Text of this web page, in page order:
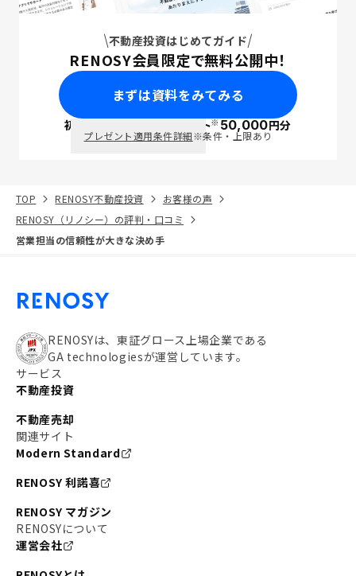
不動産投資はじめてガイド
RENOSY会員限定で無料公開中！
まずは資料をみてみる
初回面談で ポイント※50,000円分
プレゼント適用条件詳細※条件・上限あり
TOP RENOSY不動産投資
お客様の声
RENOSY（リノシー）の評判・口コミ
営業担当の信頼性が大きな決め手
RENOSYは、東証グロース上場企業である
GA technologiesが運営しています。
サービス
不動産投資
不動産売却
関連サイト
Modern Standard
RENOSY 利諾喜
RENOSY マガジン
RENOSYについて
運営会社